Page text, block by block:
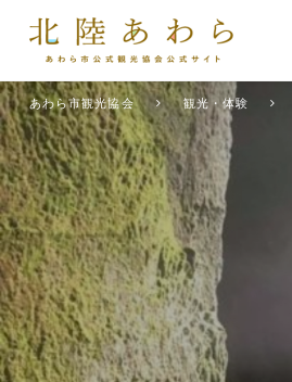
あわら市観光協会 観光・体験